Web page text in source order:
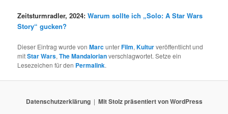
Zeitsturmradler, 2024:Warum sollte ich „Solo: A Star Wars
Story“ gucken?
Dieser Eintrag wurde vonMarcunterFilm,Kulturveröffentlicht und
mitStar Wars,The Mandalorianverschlagwortet. Setze ein
Lesezeichen für den Permalink.
Datenschutzerklärung Mit Stolz präsentiert von WordPress